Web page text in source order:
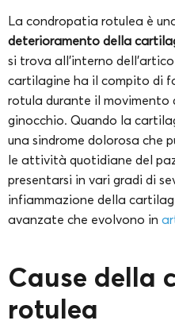
La condropatia rotulea è
deterioramento della
si trova all’interno
cartilagine ha il compito di
rotula durante il movimento
ginocchio. Quando la
una sindrome dolorosa che
le attività quotidiane del
presentarsi in vari gradi di
infiammazione della
avanzate che evolvono in
Cause della
rotulea